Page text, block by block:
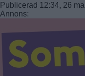
Publicerad 12:34, 26
Annons: